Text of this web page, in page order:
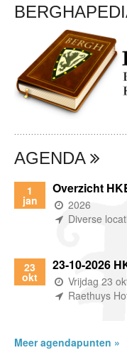
AGENDA
1
jan
Overzicht
(wanneer)
2026
(waar)
Diverse
23
okt
23-10-2026
(wanneer)
Vrijdag 23
(waar)
Raethuys
Meer agendapunten »